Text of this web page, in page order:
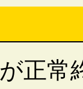
正